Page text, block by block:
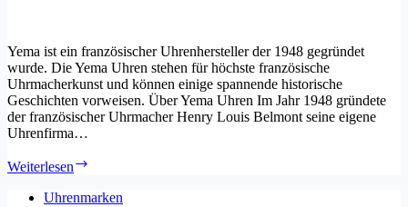
Yema ist ein französischer Uhrenhersteller der 1948 gegründet
wurde. Die Yema Uhren stehen für höchste französische
Uhrmacherkunst und können einige spannende historische
Geschichten vorweisen. Über Yema Uhren Im Jahr 1948 gründete
der französischer Uhrmacher Henry Louis Belmont seine eigene
Uhrenfirma…
Weiterlesen
Uhrenmarken